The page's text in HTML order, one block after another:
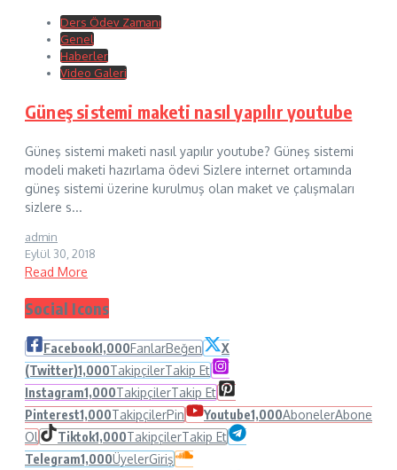
Ders Ödev Zamanı
Genel
Haberler
Video Galeri
Güneş sistemi maketi nasıl yapılır youtube
Güneş sistemi maketi nasıl yapılır youtube? Güneş sistemi
modeli maketi hazırlama ödevi Sizlere internet ortamında
güneş sistemi üzerine kurulmuş olan maket ve çalışmaları
sizlere s...
admin
Eylül 30, 2018
Read More
Social Icons
Facebook1,000FanlarBeğen
X
(Twitter)1,000TakipçilerTakip Et
Instagram1,000TakipçilerTakip Et
Pinterest1,000TakipçilerPin Youtube1,000AbonelerAbone
Ol
Tiktok1,000TakipçilerTakip Et
Telegram1,000ÜyelerGiriş